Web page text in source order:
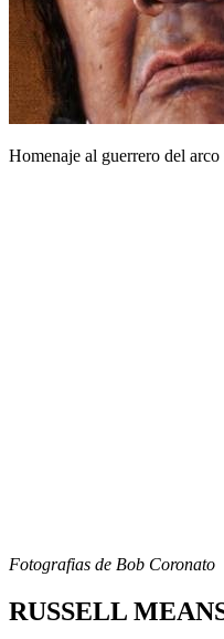
Homenaje al guerrero del
Fotografias de Bob Coronato
RUSSELL